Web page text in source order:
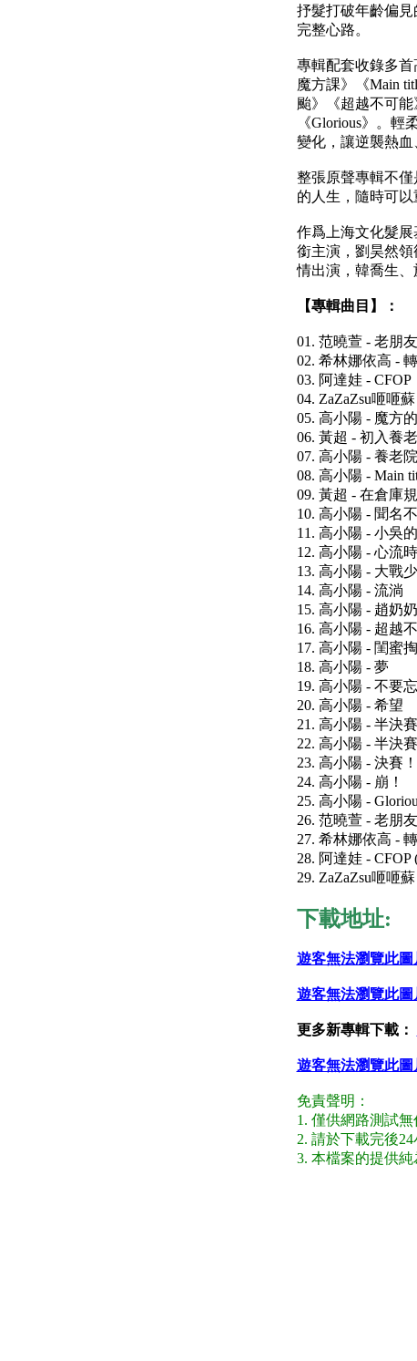
抒髮打破年齡偏
完整心路。
專輯配套收錄多
魔方課》《Main
颱》《超越不可能
《Glorious》。
變化，讓逆襲熱血
整張原聲專輯不
的人生，隨時可以
作爲上海文化髮
銜主演，劉昊然
情出演，韓喬生、
【專輯曲目】：
01. 范曉萱 - 老朋友
02. 希林娜依高 -
03. 阿達娃 - CFOP
04. ZaZaZsu咂咂
05. 高小陽 - 魔方
06. 黃超 - 初入養
07. 高小陽 - 養老
08. 高小陽 - Main
09. 黃超 - 在倉庫
10. 高小陽 - 聞名
11. 高小陽 - 小吳
12. 高小陽 - 心流
13. 高小陽 - 大戰
14. 高小陽 - 流淌
15. 高小陽 - 趙奶
16. 高小陽 - 超越
17. 高小陽 - 閨蜜
18. 高小陽 - 夢
19. 高小陽 - 不要
20. 高小陽 - 希望
21. 高小陽 - 半決賽
22. 高小陽 - 半決賽
23. 高小陽 - 決賽！
24. 高小陽 - 崩！
25. 高小陽 -
26. 范曉萱 - 老朋
27. 希林娜依高 -
28. 阿達娃 - CFOP
29. ZaZaZsu咂咂
下載地址:
遊客無法瀏覽此圖
遊客無法瀏覽此圖
更多新專輯下載：
遊客無法瀏覽此圖
免責聲明：
1. 僅供網路測試
2. 請於下載完後
3. 本檔案的提供